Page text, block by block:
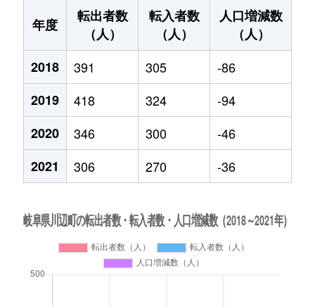
年度
転出者数
（人）
転入者数
（人）
人口増減数
（人）
2018
391 305
-86
2019
418 324
-94
2020
346 300
-46
2021
306 270 -36